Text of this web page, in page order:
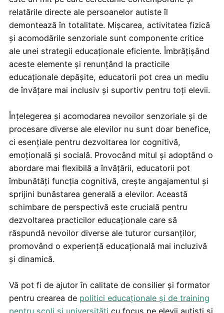
relatările directe ale persoanelor autiste îl
demontează în totalitate. Mișcarea, activitatea fizică
și acomodările senzoriale sunt componente critice
ale unei strategii educaționale eficiente. Îmbrățișând
aceste elemente și renunțând la practicile
educaționale depășite, educatorii pot crea un mediu
de învățare mai inclusiv și suportiv pentru toți elevii.
Înțelegerea și acomodarea nevoilor senzoriale și de
procesare diverse ale elevilor nu sunt doar benefice,
ci esențiale pentru dezvoltarea lor cognitivă,
emoțională și socială. Provocând mitul și adoptând o
abordare mai flexibilă a învățării, educatorii pot
îmbunătăți funcția cognitivă, crește angajamentul și
sprijini bunăstarea generală a elevilor. Această
schimbare de perspectivă este crucială pentru
dezvoltarea practicilor educaționale care să
răspundă nevoilor diverse ale tuturor cursanților,
promovând o experiență educațională mai incluzivă
și dinamică.
Vă pot fi de ajutor în calitate de consilier și formator
pentru crearea de politici educaționale și de training